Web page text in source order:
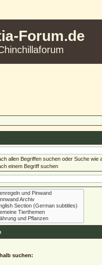
Forum.de
allen Begriffen suchen oder Suche wie
einem Begriff suchen
suchen: